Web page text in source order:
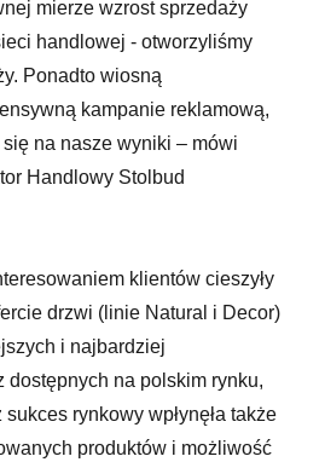
mierze wzrost sprzedaży
handlowej - otworzyliśmy
Ponadto wiosną
kampanie reklamową,
się na nasze wyniki ­– mówi
Handlowy Stolbud
klientów cieszyły
drzwi (linie Natural i Decor)
i najbardziej
dostępnych na polskim rynku,
rynkowy wpłynęła także
produktów i możliwość